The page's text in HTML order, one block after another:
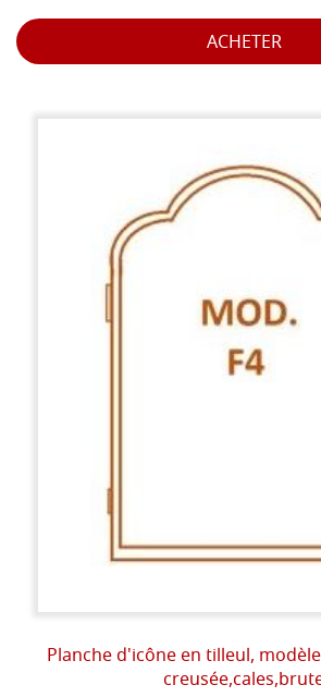
ACHETER
Planche d'icône en tilleul,